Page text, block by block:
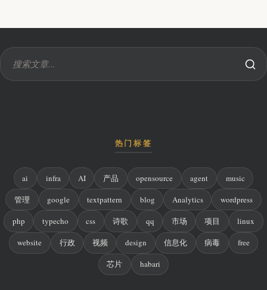
热门标签
ai infra AI 产品 opensource agent music
管理 google textpattern blog Analytics wordpress
php typecho css 诗歌 qq 市场 项目 linux
website 行政 视频 design 信息化 病毒 free
芯片 habari